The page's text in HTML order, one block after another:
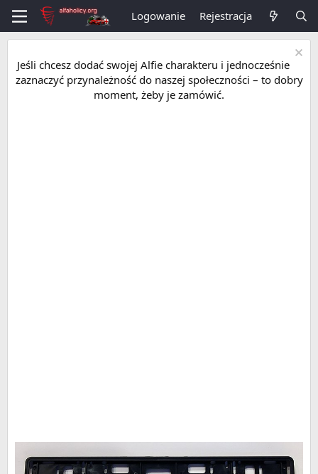
Logowanie Rejestracja
Jeśli chcesz dodać swojej Alfie charakteru i jednocześnie
zaznaczyć przynależność do naszej społeczności – to dobry
moment, żeby je zamówić.